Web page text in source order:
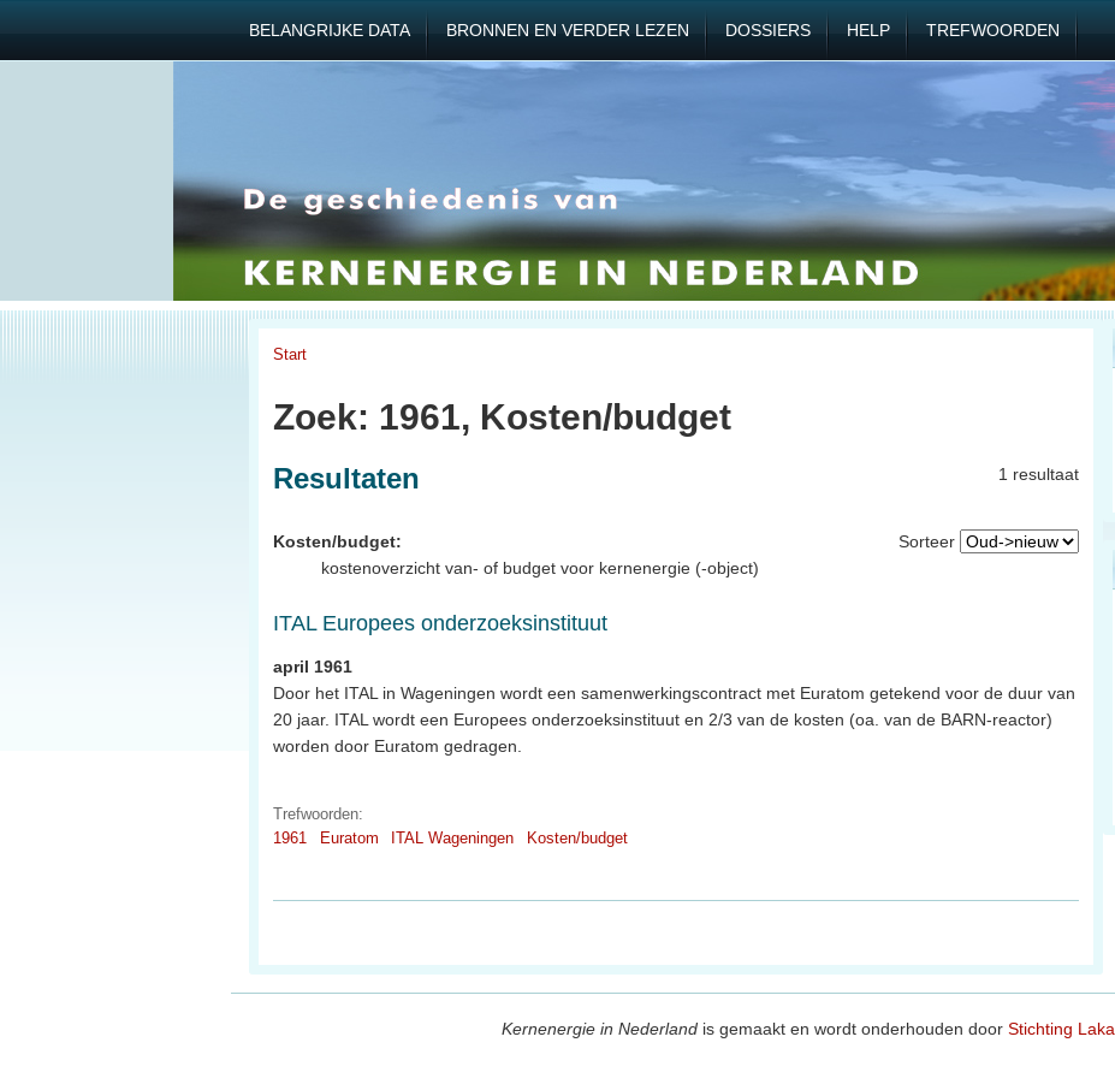
BELANGRIJKE DATA BRONNEN EN VERDER LEZEN DOSSIERS HELP TREFWOORDEN
Start
Zoek: 1961, Kosten/budget
1 resultaat
Resultaten
Sorteer
Kosten/budget:
kostenoverzicht van- of budget voor kernenergie (-object)
ITAL Europees onderzoeksinstituut
april 1961
Door het ITAL in Wageningen wordt een samenwerkingscontract met Euratom getekend voor de duur van
20 jaar. ITAL wordt een Europees onderzoeksinstituut en 2/3 van de kosten (oa. van de BARN-reactor)
worden door Euratom gedragen.
Trefwoorden:
1961
Euratom ITAL Wageningen Kosten/budget
Kernenergie in Nederland is gemaakt en wordt onderhouden door Stichting Laka